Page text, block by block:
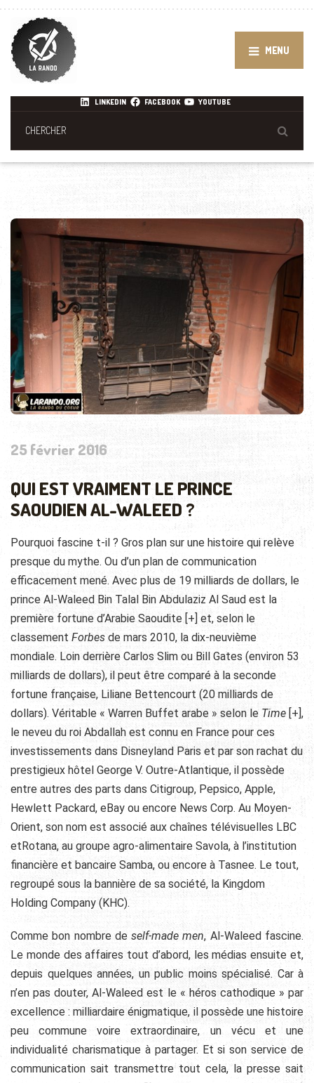
MENU
LINKEDIN FACEBOOK YOUTUBE
25 février 2016
QUI EST VRAIMENT LE PRINCE
SAOUDIEN AL-WALEED ?
Pourquoi fascine t-il ? Gros plan sur une histoire qui relève
presque du mythe. Ou d’un plan de communication
efficacement mené. Avec plus de 19 milliards de dollars, le
prince Al-Waleed Bin Talal Bin Abdulaziz Al Saud est la
première fortune d’Arabie Saoudite [+] et, selon le
classement Forbes de mars 2010, la dix-neuvième
mondiale. Loin derrière Carlos Slim ou Bill Gates (environ 53
milliards de dollars), il peut être comparé à la seconde
fortune française, Liliane Bettencourt (20 milliards de
dollars). Véritable « Warren Buffet arabe » selon le Time [+],
le neveu du roi Abdallah est connu en France pour ces
investissements dans Disneyland Paris et par son rachat du
prestigieux hôtel George V. Outre-Atlantique, il possède
entre autres des parts dans Citigroup, Pepsico, Apple,
Hewlett Packard, eBay ou encore News Corp. Au Moyen-
Orient, son nom est associé aux chaînes télévisuelles LBC
etRotana, au groupe agro-alimentaire Savola, à l’institution
financière et bancaire Samba, ou encore à Tasnee. Le tout,
regroupé sous la bannière de sa société, la Kingdom
Holding Company (KHC).
Comme bon nombre deself-made men, Al-Waleed fascine.
Le monde des affaires tout d’abord, les médias ensuite et,
depuis quelques années, un public moins spécialisé. Car à
n’en pas douter, Al-Waleed est le « héros cathodique » par
excellence : milliardaire énigmatique, il possède une histoire
peu commune voire extraordinaire, un vécu et une
individualité charismatique à partager. Et si son service de
communication sait transmettre tout cela, la presse sait